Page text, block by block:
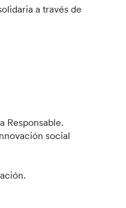
a través de
Responsable.
social